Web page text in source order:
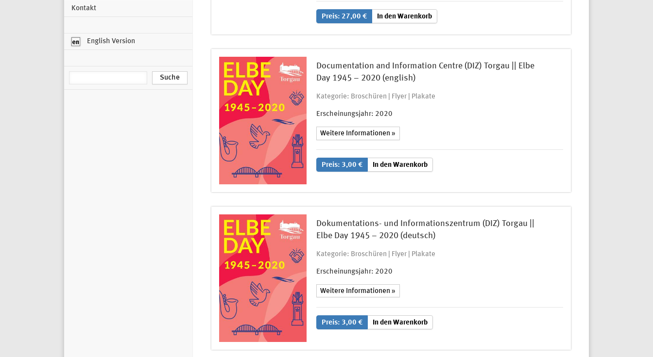
Kontakt
English Version
Preis: 27,00 € In den Warenkorb
Documentation and Information Centre (DIZ) Torgau || Elbe
Day 1945 – 2020 (english)
Kategorie: Broschüren | Flyer | Plakate
Erscheinungsjahr: 2020
Weitere Informationen »
Preis: 3,00 € In den Warenkorb
Dokumentations- und Informationszentrum (DIZ) Torgau ||
Elbe Day 1945 – 2020 (deutsch)
Kategorie: Broschüren | Flyer | Plakate
Erscheinungsjahr: 2020
Weitere Informationen »
Preis: 3,00 € In den Warenkorb